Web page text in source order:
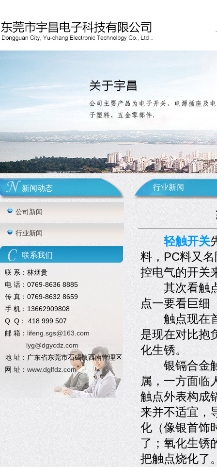
新闻动态
公司新闻
行业新闻
联系我们
联 系：林烟贵
电 话：0769-8636 8885
传 真：0769-8632 8659
手 机：13662909808
Q Q： 418 999 507
邮 箱： lifeng.sgs@163.com
lyg@dgycdz.com
地 址：广东省东莞市石碣镇西南管理区
网 址： www.dglfdz.com
行业新闻
轻触开关
料，PC料又
控电气的开关
其次看触点
点一要看巨细
触点现在首
是现在对比抱
化生锈。
银镉合金触
属，一方面临
触点外表构成
来并不适宜，
化（像银首饰
了；氧化生锈
把触点烧化了